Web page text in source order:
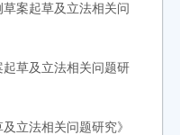
草案起草及立法相关问
起草及立法相关问题研
立法相关问题研究》